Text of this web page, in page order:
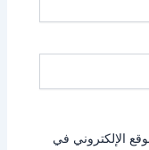
الإلكتروني في